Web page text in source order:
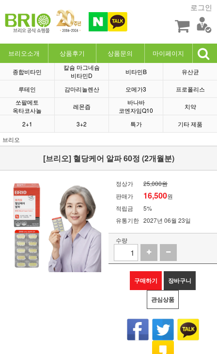
로그인
브리오소개 상품후기 상품문의 마이페이지
종합비타민
칼슘 마그네슘
비타민D
비타민B 유산균
루테인 감마리놀렌산 오메가3
프로폴리스
쏘팔메토
옥타코사놀
레몬즙
바나바
코엔자임Q10
치약
2+1 3+2 특가
기타 제품
브리오
[브리오] 혈당케어 알파 60정 (2개월분)
정상가
25,000원
판매가
16,500원
적립금
5%
유통기한 2027년 06월 23일
수량
구매하기 장바구니
관심상품